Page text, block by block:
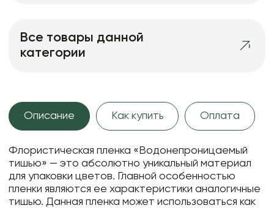
Все товары данной
категории
Описание Как купить Оплата
Флористическая пленка «Водонепроницаемый
тишью» — это абсолютно уникальный материал
для упаковки цветов. Главной особенностью
пленки являются ее характеристики аналогичные
тишью. Данная пленка может использоваться как